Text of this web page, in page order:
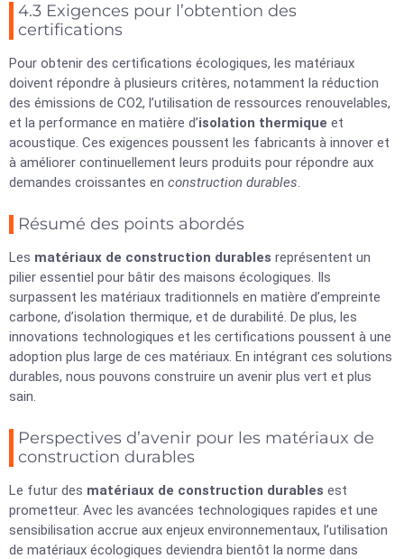
4.3 Exigences pour l’obtention des
certifications
Pour obtenir des certifications écologiques, les matériaux
doivent répondre à plusieurs critères, notamment la réduction
des émissions de CO2, l’utilisation de ressources renouvelables,
et la performance en matière d’isolation thermique et
acoustique. Ces exigences poussent les fabricants à innover et
à améliorer continuellement leurs produits pour répondre aux
demandes croissantes en construction durables.
Résumé des points abordés
Les matériaux de construction durables représentent un
pilier essentiel pour bâtir des maisons écologiques. Ils
surpassent les matériaux traditionnels en matière d’empreinte
carbone, d’isolation thermique, et de durabilité. De plus, les
innovations technologiques et les certifications poussent à une
adoption plus large de ces matériaux. En intégrant ces solutions
durables, nous pouvons construire un avenir plus vert et plus
sain.
Perspectives d’avenir pour les matériaux de
construction durables
Le futur des matériaux de construction durables est
prometteur. Avec les avancées technologiques rapides et une
sensibilisation accrue aux enjeux environnementaux, l’utilisation
de matériaux écologiques deviendra bientôt la norme dans